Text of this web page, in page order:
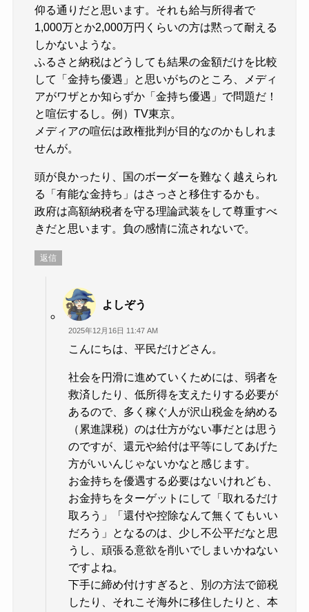
仰る通りだと思います。それも給与所得者で
1,000万とか2,000万円くらいの方は黙って耐える
しかないような。
ふるさと納税はどうしても結果の金額だけを比較
して「金持ち優遇」と思いがちのところ、メディ
アがワザとか知らずか「金持ち優遇」で問題だ！
と喧伝するし。例）TV東京。
メディアの喧伝は政権批判が目的なのかもしれま
せんが。
頭が良かったり、国のボーダーを難なく越えられ
る「有能な金持ち」はさっさと移住するかも。
政府は高額納税者を守る理論武装をして尊重すべ
きだと思います。負の感情に流されないで。
返信
よしぞう
2025年12月16日 11:47 AM
こんにちは、平民だけどさん。
社会を円滑に進めていくためには、弱者を
救済したり、低所得を支えたりする必要が
あるので、多く稼ぐ人が沢山税金を納める
（累進課税）のは仕方がない事だとは思う
のですが、還元や給付は平等にしてあげた
方がいいんじゃないかなと感じます。
お金持ちを優遇する必要はないけれども、
お金持ちをターゲットにして「取れるだけ
取ろう」「還付や控除なんて無くてもいい
だろう」となるのは、少し不公平だなと思
うし、頑張る意欲を削いでしまいかねない
ですよね。
下手に締め付けすぎると、別の方法で節税
したり、それこそ海外に移住したりと、本